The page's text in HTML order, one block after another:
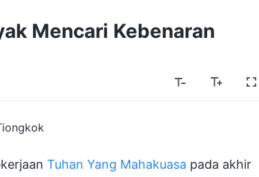
Mencari Kebenaran
Tuhan Yang Mahakuasa pada akhir